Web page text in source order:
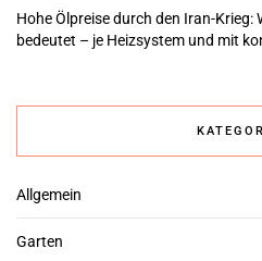
Hohe Ölpreise durch den Iran-Krieg:
bedeutet – je Heizsystem und mit
Allgemein
Garten